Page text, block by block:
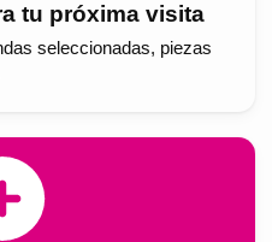
tu próxima visita
seleccionadas, piezas